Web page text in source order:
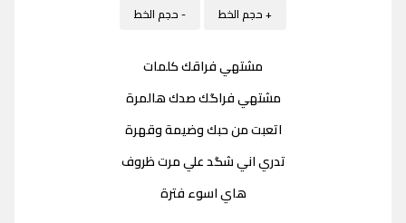
+ حجم الخط - حجم الخط
مشتهي فراقك كلمات
مشتهي فراگك صدك هالمرة
اتعبت من حبك وضيمة وقهرة
تدري اني شگد علي مرت ظروف
هاي اسوء فترة